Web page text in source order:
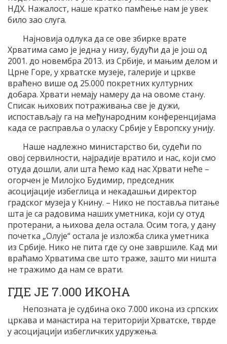
НДХ. Нажалост, наше кратко памћење нам је увек
било зао слуга.
Најновија одлука да се ове збирке врате
Хрватима само је једна у низу, будући да је још од
2001. до новембра 2013. из Србије, и мањим делом и
Црне Горе, у хрватске музеје, галерије и цркве
враћено више од 25.000 покретних културних
добара. Хрвати немају намеру да на овоме стану.
Списак њихових потраживања све је дужи,
испостављају га на међународним конференцијама
када се расправља о уласку Србије у Европску унију.
Наше надлежно министарство би, судећи по
овој сервилности, најрадије вратило и нас, који смо
отуда дошли, али шта ћемо кад нас Хрвати неће –
огорчен је Милојко Будимир, председник
асоцијације избеглица и некадашњи директор
градског музеја у Книну. – Нико не поставља питање
шта је са радовима наших уметника, који су отуд
протерани, а њихова дела остала. Осим тога, у дану
почетка „Олује“ остала је изложба слика уметника
из Србије. Нико не пита где су оне завршиле. Кад ми
враћамо Хрватима све што траже, зашто ми ништа
не тражимо да нам се врати.
ГДЕ ЈЕ 7.000 ИКОНА
Непозната је судбина око 7.000 икона из српских
цркава и манастира на територији Хрватске, тврде
у асоцијацији избегличких удружења.